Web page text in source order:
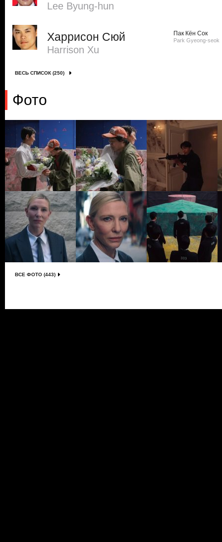
Lee Byung-hun
Харрисон Сюй
Harrison Xu
Пак Кён Сок
Park Gyeong-seok
ВЕСЬ СПИСОК (250)
Фото
ВСЕ ФОТО (443)